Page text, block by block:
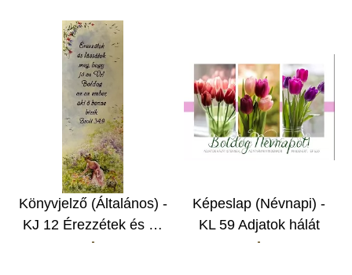
Könyvjelző (Általános) -
KJ 12 Érezzétek és …
-
Képeslap (Névnapi) -
KL 59 Adjatok hálát
Istennek, az Atyának
-